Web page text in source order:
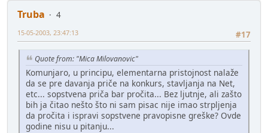
Truba
4
#17
15-05-2003, 23:47:13
Quote from: "Mica Milovanovic"
Komunjaro, u principu, elementarna pristojnost nalaže
da se pre davanja priče na konkurs, stavljanja na Net,
etc... sopstvena priča bar pročita... Bez ljutnje, ali zašto
bih ja čitao nešto što ni sam pisac nije imao strpljenja
da pročita i ispravi sopstvene pravopisne greške? Ovde
godine nisu u pitanju...